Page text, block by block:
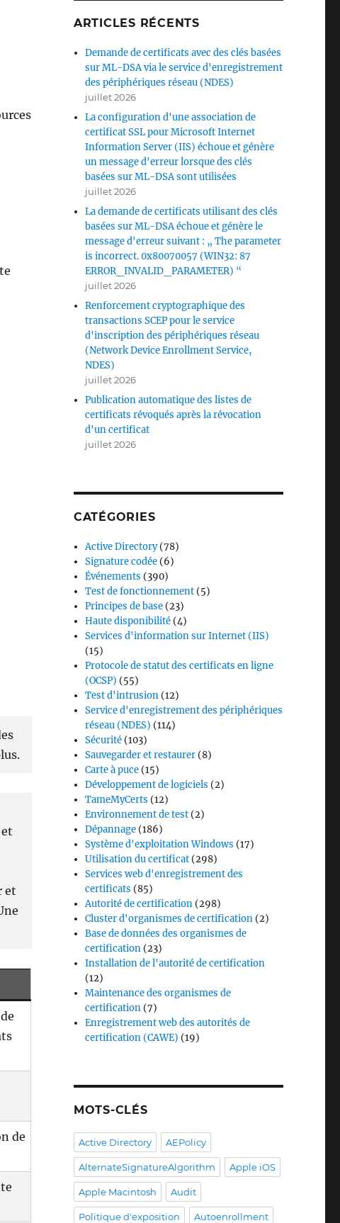
et
de
ARTICLES RÉCENTS
Demande de certificats avec des clés basées
sur ML-DSA via le service d'enregistrement
des périphériques réseau (NDES)
juillet 2026
La configuration d'une association de
certificat SSL pour Microsoft Internet
Information Server (IIS) échoue et génère
un message d'erreur lorsque des clés
basées sur ML-DSA sont utilisées
juillet 2026
La demande de certificats utilisant des clés
basées sur ML-DSA échoue et génère le
message d'erreur suivant : „ The parameter
is incorrect. 0x80070057 (WIN32: 87
ERROR_INVALID_PARAMETER) “
juillet 2026
Renforcement cryptographique des
transactions SCEP pour le service
d'inscription des périphériques réseau
(Network Device Enrollment Service,
NDES)
juillet 2026
Publication automatique des listes de
certificats révoqués après la révocation
d'un certificat
juillet 2026
CATÉGORIES
Active Directory(78)
Signature codée (6)
Événements (390)
Test de fonctionnement (5)
Principes de base (23)
Haute disponibilité (4)
Services d'information sur Internet (IIS)
(15)
Protocole de statut des certificats en ligne
(OCSP) (55)
Test d'intrusion (12)
Service d'enregistrement des périphériques
réseau (NDES) (114)
Sécurité (103)
Sauvegarder et restaurer (8)
Carte à puce (15)
Développement de logiciels (2)
TameMyCerts (12)
Environnement de test (2)
Dépannage (186)
Système d'exploitation Windows (17)
Utilisation du certificat (298)
Services web d'enregistrement des
certificats (85)
Autorité de certification (298)
Cluster d'organismes de certification (2)
Base de données des organismes de
certification (23)
Installation de l'autorité de certification
(12)
Maintenance des organismes de
certification (7)
Enregistrement web des autorités de
certification (CAWE) (19)
MOTS-CLÉS
Active Directory AEPolicy
AlternateSignatureAlgorithm Apple iOS
Apple Macintosh Audit
Politique d'exposition Autoenrollment